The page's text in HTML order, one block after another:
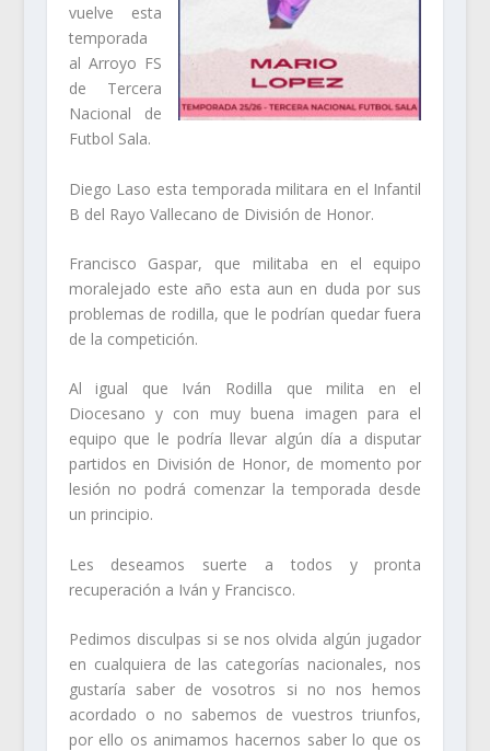
vuelve esta
temporada
al Arroyo FS
de Tercera
Nacional de
Futbol Sala.
Diego Laso esta temporada militara en el Infantil
B del Rayo Vallecano de División de Honor.
Francisco Gaspar, que militaba en el equipo
moralejado este año esta aun en duda por sus
problemas de rodilla, que le podrían quedar fuera
de la competición.
Al igual que Iván Rodilla que milita en el
Diocesano y con muy buena imagen para el
equipo que le podría llevar algún día a disputar
partidos en División de Honor, de momento por
lesión no podrá comenzar la temporada desde
un principio.
Les deseamos suerte a todos y pronta
recuperación a Iván y Francisco.
Pedimos disculpas si se nos olvida algún jugador
en cualquiera de las categorías nacionales, nos
gustaría saber de vosotros si no nos hemos
acordado o no sabemos de vuestros triunfos,
por ello os animamos hacernos saber lo que os